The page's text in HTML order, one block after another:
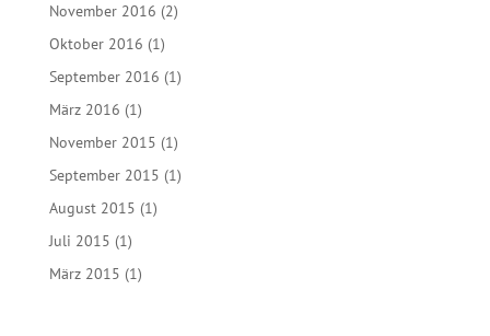
November 2016 (2)
Oktober 2016 (1)
September 2016 (1)
März 2016 (1)
November 2015 (1)
September 2015 (1)
August 2015 (1)
Juli 2015 (1)
März 2015 (1)